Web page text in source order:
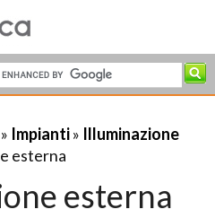
» Impianti» Illuminazione
esterna
esterna